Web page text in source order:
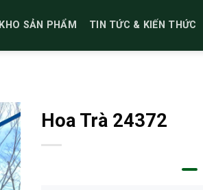
KHO SẢN PHẨM TIN TỨC & KIẾN THỨC
Hoa Trà 24372